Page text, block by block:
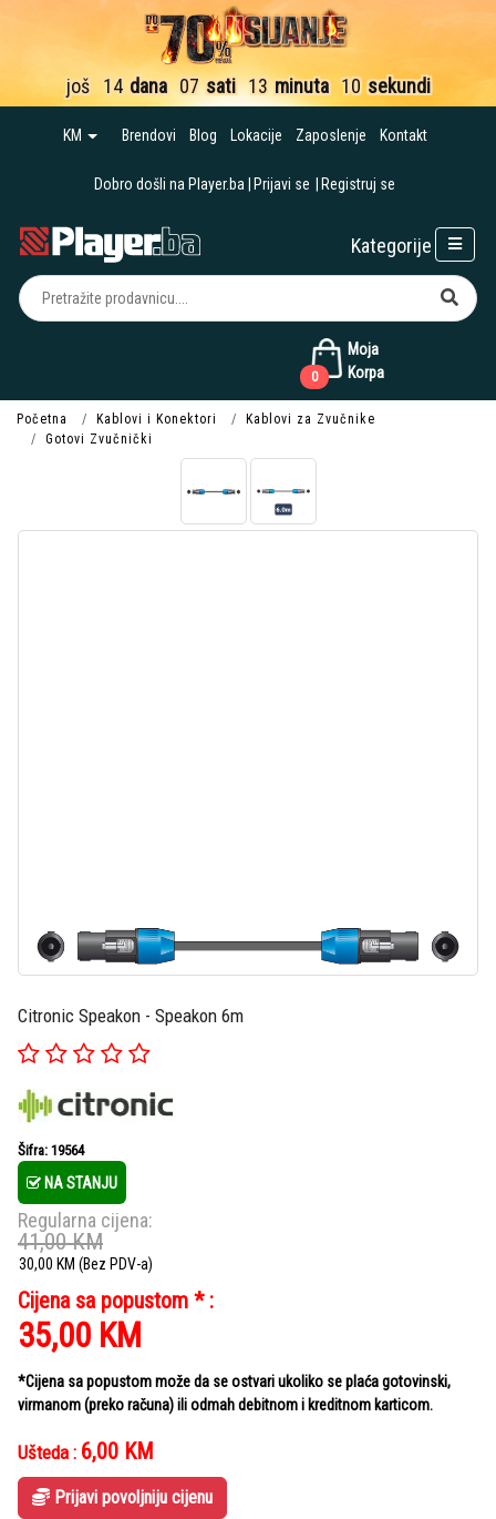
još 14 dana 07 sati 13 minuta 10 sekundi
KM Brendovi Blog Lokacije Zaposlenje Kontakt
Dobro došli na Player.ba Prijavi se Registruj se
Moja
Korpa
0
Kategorije
Početna Kablovi i Konektori
Kablovi za Zvučnike
Gotovi Zvučnički
Citronic Speakon - Speakon 6m
Šifra: 19564
NA STANJU
Regularna cijena:
41,00KM
30,00 KM (Bez PDV-a)
Cijena sa popustom * :
35,00 KM
*Cijena sa popustom može da se ostvari ukoliko se plaća gotovinski,
virmanom (preko računa) ili odmah debitnom i kreditnom karticom.
Ušteda : 6,00 KM
Prijavi povoljniju cijenu